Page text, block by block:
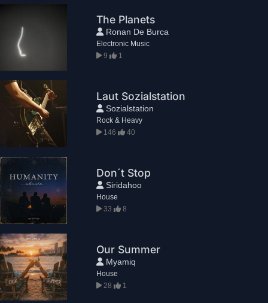
The Planets
Ronan De Burca
Electronic Music
9
1
Laut Sozialstation
Sozialstation
Rock & Heavy
146
40
Don´t Stop
Siridahoo
House
33
8
Our Summer
Myamiq
House
28
1